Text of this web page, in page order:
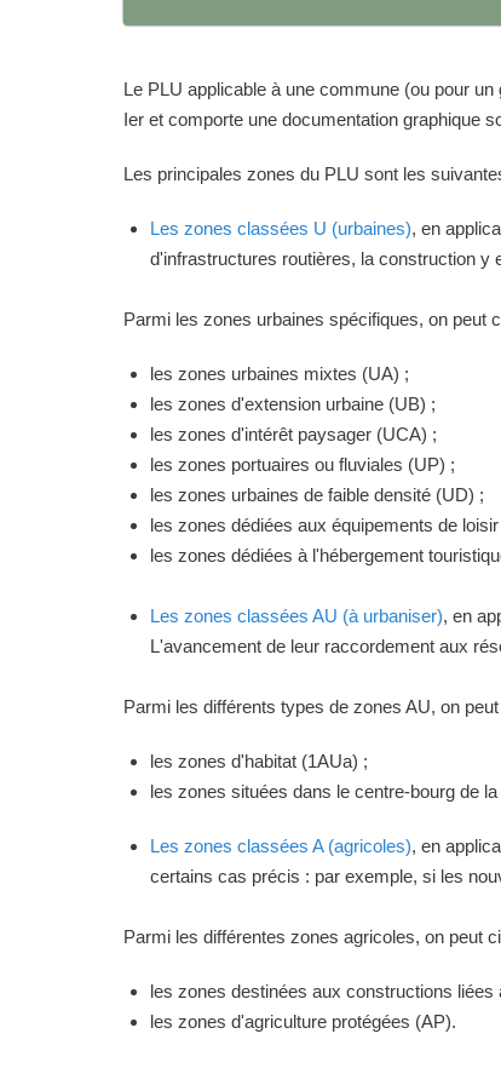
Le PLU applicable à une commune (ou pour
Ier et comporte une documentation graphique
Les principales zones du PLU sont les
Les zones classées U (urbaines), en
d'infrastructures routières, la construction y
Parmi les zones urbaines spécifiques, on peut
les zones urbaines mixtes (UA) ;
les zones d'extension urbaine (UB) ;
les zones d'intérêt paysager (UCA) ;
les zones portuaires ou fluviales (UP) ;
les zones urbaines de faible densité (UD) ;
les zones dédiées aux équipements de
les zones dédiées à l'hébergement
Les zones classées AU (à urbaniser), en
L'avancement de leur raccordement aux
Parmi les différents types de zones AU, on
les zones d'habitat (1AUa) ;
les zones situées dans le centre-bourg de
Les zones classées A (agricoles), en
certains cas précis : par exemple, si les
Parmi les différentes zones agricoles, on peut
les zones destinées aux constructions liées
les zones d'agriculture protégées (AP).